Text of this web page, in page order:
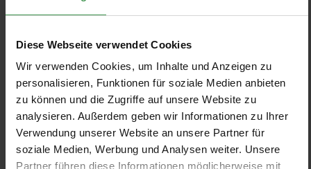
Diese Webseite verwendet Cookies
Wir verwenden Cookies, um Inhalte und Anzeigen zu
personalisieren, Funktionen für soziale Medien anbieten
zu können und die Zugriffe auf unsere Website zu
analysieren. Außerdem geben wir Informationen zu Ihrer
Verwendung unserer Website an unsere Partner für
soziale Medien, Werbung und Analysen weiter. Unsere
Partner führen diese Informationen möglicherweise mit
Jean Paul Gaultier
2 Farben
Ab 362,00 €
Jean Paul Gaultier
3 Farben
Ab 234,00 €
Tapete Anastasia
Jean Paul Gaultier
4 Farben
Ab 234,00 €
Tapete Festival
Jean Paul Gaultier
1 Farben
1.164,00 €